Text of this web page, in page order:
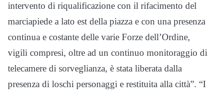
intervento di riqualificazione con il rifacimento del
marciapiede a lato est della piazza e con una presenza
continua e costante delle varie Forze dell’Ordine,
vigili compresi, oltre ad un continuo monitoraggio di
telecamere di sorveglianza, è stata liberata dalla
presenza di loschi personaggi e restituita alla città”. “I